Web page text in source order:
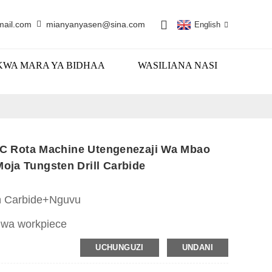
mianyanyasen@sina.com English
MARA YA BIDHAA WASILIANA NASI
Rota Machine Utengenezaji Wa Mbao
Tungsten Drill Carbide
Carbide+Nguvu
workpiece
UCHUNGUZI UNDANI